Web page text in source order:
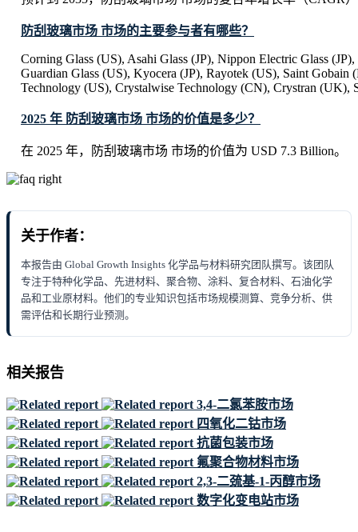
防刮玻璃市场 市场的主要参与者有哪些？
Corning Glass (US), Asahi Glass (JP), Nippon Electric Glass
Guardian Glass (US), Kyocera (JP), Rayotek (US), Saint Gobain
Technology (US), Crystalwise Technology (CN), Crystran (UK),
2025 年 防刮玻璃市场 市场的价值是多少？
在 2025 年，防刮玻璃市场 市场的价值为 USD 7.3 Billion。
关于作者：
本报告由 Global Growth Insights 化学品与材料研究团队撰写。该团队
专注于特种化学品、先进材料、聚合物、涂料、复合材料、石油化学
品和工业原材料。他们的专业知识包括市场规模测算、竞争分析、供
需评估和长期行业预测。
相关报告
3,4-二氯苯胺市场
四氧化二钴市场
抗菌包装市场
氟聚合物材料市场
2,3-二巯基-1-丙醇市场
数字化变电站市场